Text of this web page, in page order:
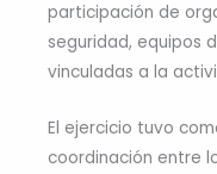
participación de
seguridad, equipos
vinculadas a la
El ejercicio tuvo
coordinación entre